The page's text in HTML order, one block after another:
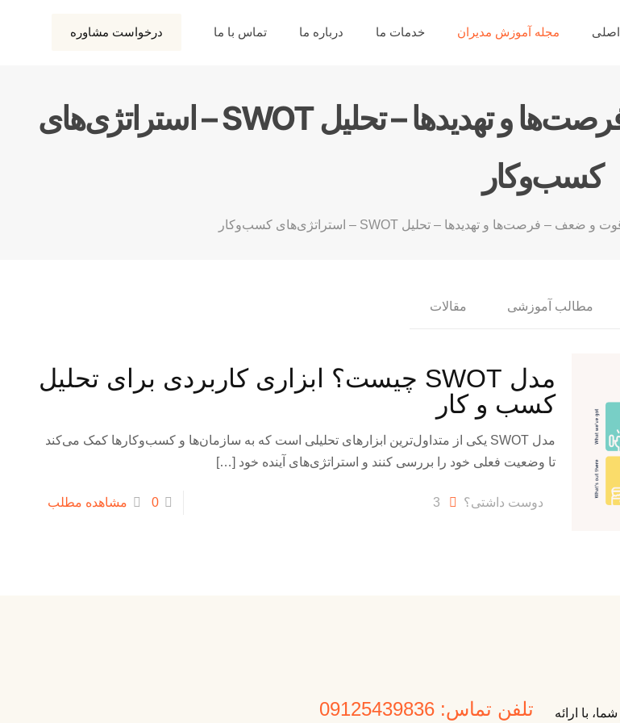
مجله آموزش مدیران خدمات ما درباره ما تماس با ما درخواست مشاوره
مدل SWOT – نقاط قوت و ضعف – فرصت‌ها و تهدیدها – تحلیل SWOT – استراتژی‌های
کسب‌وکار
مطالب آموزشی مقالات
مدل SWOT چیست؟ ابزاری کاربردی برای تحلیل
کسب و کار
مدل SWOT یکی از متداول‌ترین ابزارهای تحلیلی است که به سازمان‌ها و کسب‌وکارها کمک می‌کند
تا وضعیت فعلی خود را بررسی کنند و استراتژی‌های آینده خود […]
دوست داشتی؟ 3
0 مشاهده مطلب
با ارائه تلفن تماس: 09125439836